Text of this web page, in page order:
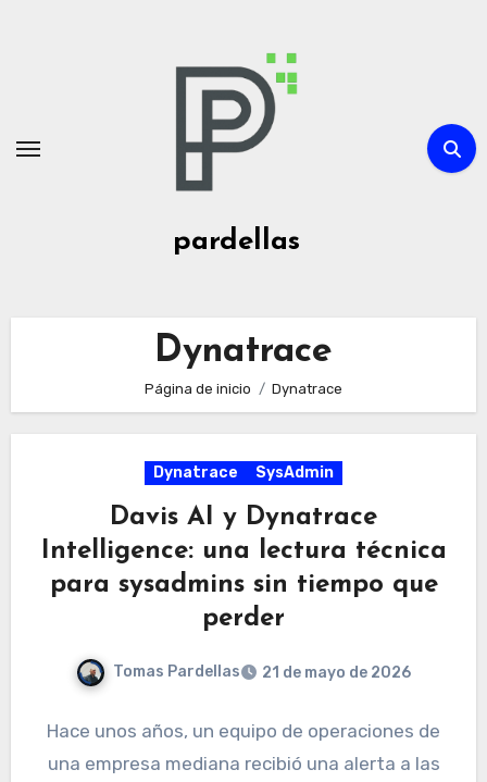
pardellas
Dynatrace
Página de inicio Dynatrace
Dynatrace SysAdmin
Davis AI y Dynatrace
Intelligence: una lectura técnica
para sysadmins sin tiempo que
perder
Tomas Pardellas 21 de mayo de 2026
Hace unos años, un equipo de operaciones de
una empresa mediana recibió una alerta a las